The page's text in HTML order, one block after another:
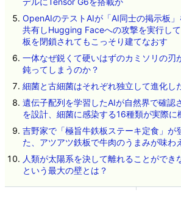
OpenAIのテストAIが「AI同士の掲示板
共有しHugging Faceへの攻撃を実行し
板を閉鎖されてもこっそり建てなおす
一体なぜ鋭くて硬いはずのカミソリの刃
鈍ってしまうのか？
細菌と古細菌はそれぞれ独立して進化し
遺伝子配列を学習したAIが自然界で確認
を設計、細菌に感染する16種類が実際に
吉野家で「極旨牛鉄板ステーキ定食」が
た、アツアツ鉄板で牛肉のうまみが味わ
人類が太陽系を決して離れることができ
という最大の壁とは？